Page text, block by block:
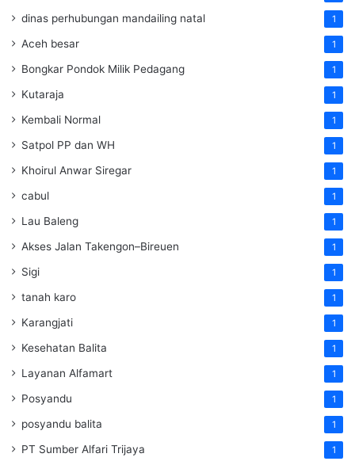
dinas perhubungan mandailing natal 1
Aceh besar 1
Bongkar Pondok Milik Pedagang 1
Kutaraja 1
Kembali Normal 1
Satpol PP dan WH 1
Khoirul Anwar Siregar 1
cabul 1
Lau Baleng 1
Akses Jalan Takengon–Bireuen 1
Sigi 1
tanah karo 1
Karangjati 1
Kesehatan Balita 1
Layanan Alfamart 1
Posyandu 1
posyandu balita 1
PT Sumber Alfari Trijaya 1